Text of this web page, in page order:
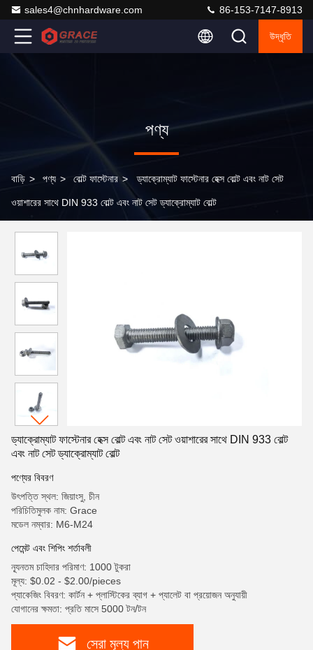
sales4@chnhardware.com 86-153-7147-8913
উদ্ধৃতি
পণ্য
বাড়ি > পণ্য > বোল্ট ফাস্টেনার > ড্যাক্রোম্যাট ফাস্টেনার হেক্স বোল্ট এবং নাট সেট
ওয়াশারের সাথে DIN 933 বোল্ট এবং নাট সেট ড্যাক্রোম্যাট বোল্ট
ড্যাক্রোম্যাট ফাস্টেনার হেক্স বোল্ট এবং নাট সেট ওয়াশারের সাথে DIN 933 বোল্ট
এবং নাট সেট ড্যাক্রোম্যাট বোল্ট
পণ্যের বিবরণ
উৎপত্তি স্থল: জিয়াংসু, চীন
পরিচিতিমুলক নাম: Grace
মডেল নম্বার: M6-M24
পেমেন্ট এবং শিপিং শর্তাবলী
ন্যূনতম চাহিদার পরিমাণ: 1000 টুকরা
মূল্য: $0.02 - $2.00/pieces
প্যাকেজিং বিবরণ: কার্টন + প্লাস্টিকের ব্যাগ + প্যালেট বা প্রয়োজন অনুযায়ী
যোগানের ক্ষমতা: প্রতি মাসে 5000 টন/টন
সেরা মূল্য পান